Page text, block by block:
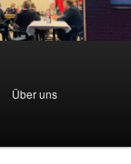
Über uns